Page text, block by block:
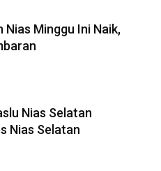
Minggu Ini Naik,
Nias Selatan
Nias Selatan